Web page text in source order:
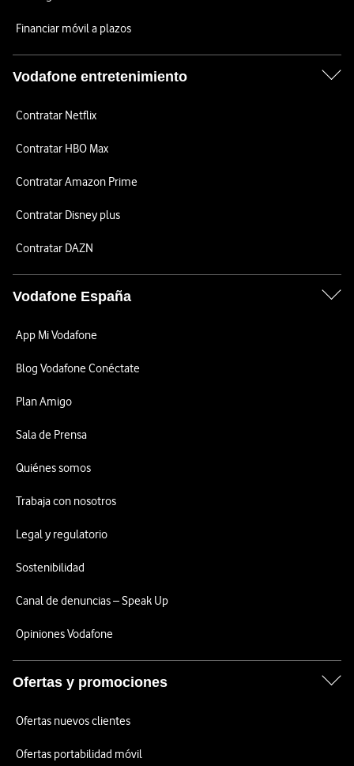
Financiar móvil a plazos
Vodafone entretenimiento
Contratar Netflix
Contratar HBO Max
Contratar Amazon Prime
Contratar Disney plus
Contratar DAZN
Vodafone España
App Mi Vodafone
Blog Vodafone Conéctate
Plan Amigo
Sala de Prensa
Quiénes somos
Trabaja con nosotros
Legal y regulatorio
Sostenibilidad
Canal de denuncias – Speak Up
Opiniones Vodafone
Ofertas y promociones
Ofertas nuevos clientes
Ofertas portabilidad móvil